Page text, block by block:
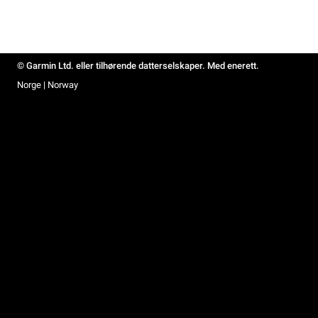
© Garmin Ltd. eller tilhørende datterselskaper. Med enerett.
Norge | Norway